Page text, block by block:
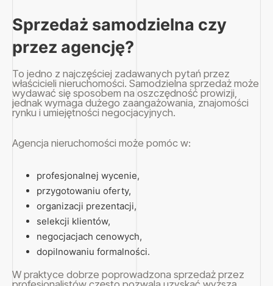
Sprzedaż samodzielna czy
przez agencję?
To jedno z najczęściej zadawanych pytań przez
właścicieli nieruchomości. Samodzielna sprzedaż może
wydawać się sposobem na oszczędność prowizji,
jednak wymaga dużego zaangażowania, znajomości
rynku i umiejętności negocjacyjnych.
Agencja nieruchomości może pomóc w:
profesjonalnej wycenie,
przygotowaniu oferty,
organizacji prezentacji,
selekcji klientów,
negocjacjach cenowych,
dopilnowaniu formalności.
W praktyce dobrze poprowadzona sprzedaż przez